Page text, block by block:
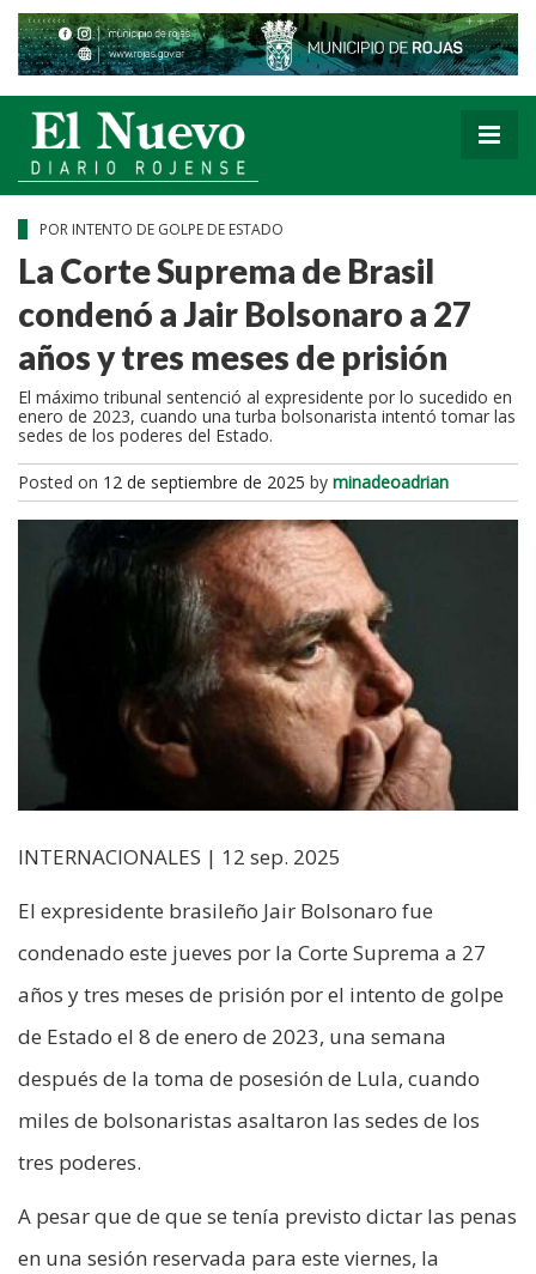
POR INTENTO DE GOLPE DE ESTADO
La Corte Suprema de Brasil
condenó a Jair Bolsonaro a 27
años y tres meses de prisión
El máximo tribunal sentenció al expresidente por lo sucedido en
enero de 2023, cuando una turba bolsonarista intentó tomar las
sedes de los poderes del Estado.
Posted on 12 de septiembre de 2025 by minadeoadrian
INTERNACIONALES | 12 sep. 2025
El expresidente brasileño Jair Bolsonaro fue
condenado este jueves por la Corte Suprema a 27
años y tres meses de prisión por el intento de golpe
de Estado el 8 de enero de 2023, una semana
después de la toma de posesión de Lula, cuando
miles de bolsonaristas asaltaron las sedes de los
tres poderes.
A pesar que de que se tenía previsto dictar las penas
en una sesión reservada para este viernes, la